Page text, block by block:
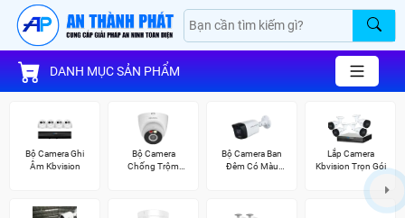
DANH MỤC SẢN PHẨM
Bộ Camera Ghi
Âm Kbvision
Bộ Camera
Chống Trộm
Bộ Camera Ban
Đêm Có Màu
Lắp Camera
Kbvision Trọn Gói